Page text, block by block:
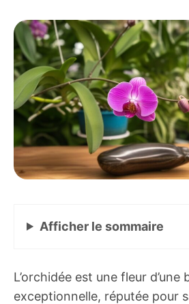
Afficher le sommaire
L’orchidée est une fleur d’une
exceptionnelle, réputée pour